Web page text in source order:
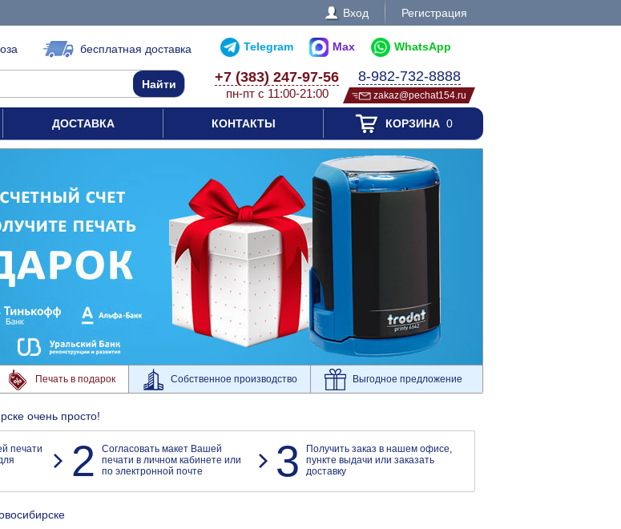
Вход Регистрация
бесплатная доставка Telegram Max WhatsApp
+7 (383) 247-97-56
пн-пт с 11:00-21:00
8-982-732-8888
zakaz@pechat154.ru
ДОСТАВКА КОНТАКТЫ КОРЗИНА0
Печать в подарок Собственное производство Выгодное предложение
очень просто!
печати
2
Согласовать макет Вашей
печати в личном кабинете или
по электронной почте
3
Получить заказ в нашем офисе,
пункте выдачи или заказать
доставку